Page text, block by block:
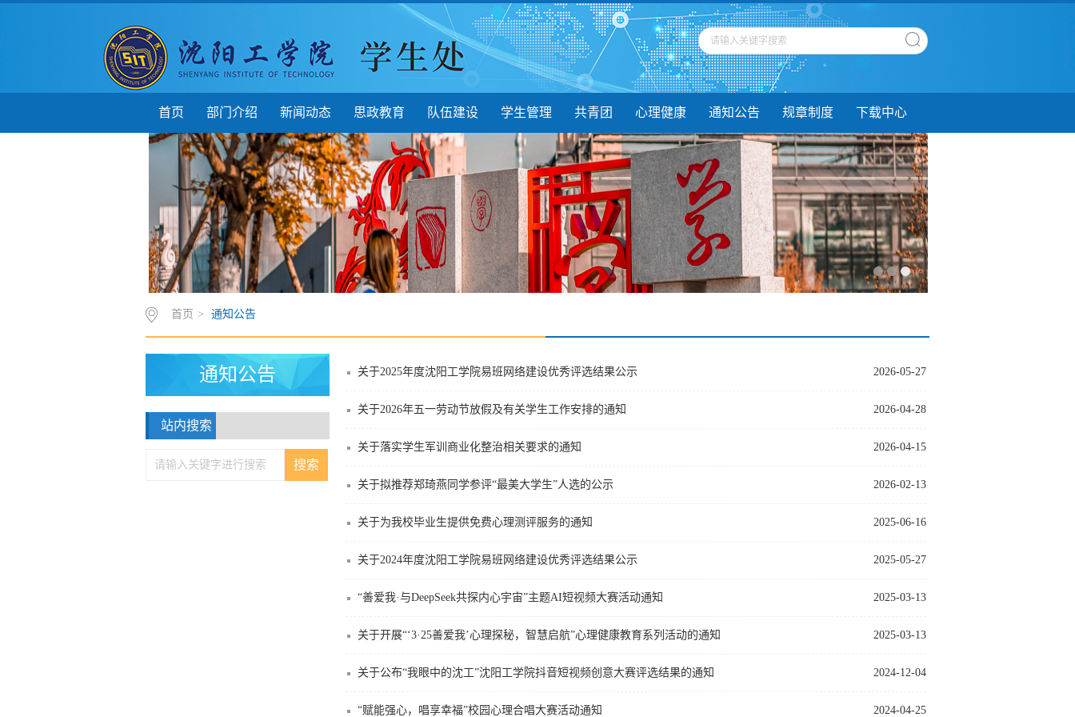
首页 部门介绍 新闻动态 思政教育 队伍建设 学生管理 共青团 心理健康 通知公告 规章制度 下载中心
首页 > 通知公告
通知公告
站内搜索
2026-05-27
关于2025年度沈阳工学院易班网络建设优秀评选结果公示
2026-04-28
关于2026年五一劳动节放假及有关学生工作安排的通知
2026-04-15
关于落实学生军训商业化整治相关要求的通知
2026-02-13
关于拟推荐郑琦燕同学参评“最美大学生”人选的公示
2025-06-16
关于为我校毕业生提供免费心理测评服务的通知
2025-05-27
关于2024年度沈阳工学院易班网络建设优秀评选结果公示
2025-03-13
“善爱我·与DeepSeek共探内心宇宙”主题AI短视频大赛活动通知
2025-03-13
关于开展“‘3·25善爱我’心理探秘，智慧启航”心理健康教育系列活动的通知
2024-12-04
关于公布“我眼中的沈工”沈阳工学院抖音短视频创意大赛评选结果的通知
2024-04-25
“赋能强心，唱享幸福”校园心理合唱大赛活动通知